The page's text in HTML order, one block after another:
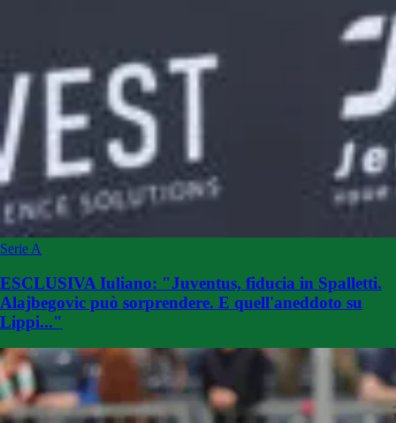
Serie A
ESCLUSIVA Iuliano: "Juventus, fiducia in Spalletti.
Alajbegovic può sorprendere. E quell'aneddoto su
Lippi..."